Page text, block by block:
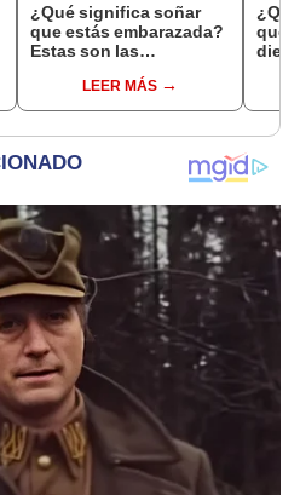
¿Qué significa soñar
que estás embarazada?
Estas son las
comunesLEER MÁS
que